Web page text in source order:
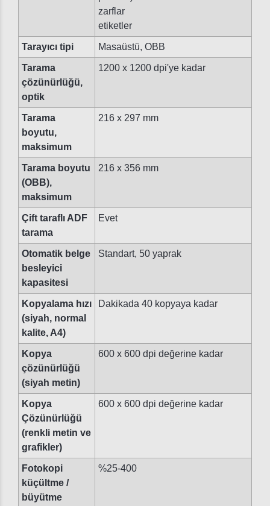
zarflar
etiketler
Tarayıcı tipi Masaüstü, OBB
Tarama
çözünürlüğü,
optik
1200 x 1200 dpi'ye kadar
Tarama
boyutu,
maksimum
216 x 297 mm
Tarama boyutu
(OBB),
maksimum
216 x 356 mm
Çift taraflı ADF
tarama
Evet
Otomatik belge
besleyici
kapasitesi
Standart, 50 yaprak
Kopyalama hızı
(siyah, normal
kalite, A4)
Dakikada 40 kopyaya kadar
Kopya
çözünürlüğü
(siyah metin)
600 x 600 dpi değerine kadar
Kopya
Çözünürlüğü
(renkli metin ve
grafikler)
600 x 600 dpi değerine kadar
Fotokopi
küçültme /
büyütme
%25-400